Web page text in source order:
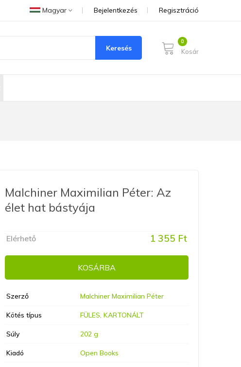
Magyar Bejelentkezés Regisztráció
Keresés Kosár
Malchiner Maximilian Péter: Az
élet hat bástyája
Elérhető 1 355 Ft
KOSÁRBA
Szerző Malchiner Maximilian Péter
Kötés típus FÜLES, KARTONÁLT
Súly 202 g
Kiadó Open Books